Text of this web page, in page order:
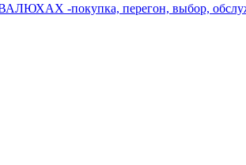
-покупка, перегон, выбор,